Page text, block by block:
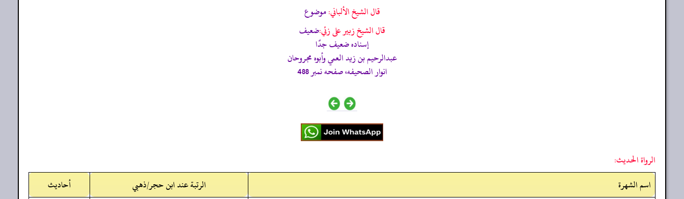
قال الشيخ الألباني:موضوع
قال الشيخ زبير على زئي:ضعيف
إسناده ضعيف جدًا
عبدالرحيم بن زيد العمي وأبوه مجروحان
انوار الصحيفه، صفحه نمبر 488
الرواة الحديث:
اسم الشهرة
الرتبة عند ابن حجر/ذهبي
أحاديث